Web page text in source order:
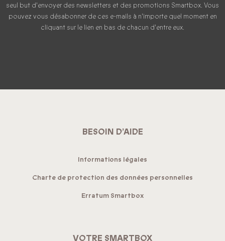
seul but d'envoyer des newsletters et des promotions Smartbox. Vous
pouvez vous désabonner de ces e-mails à n'importe quel moment en
cliquant sur le lien en bas de chacun d'entre eux.
BESOIN D’AIDE
Informations légales
Charte de protection des données personnelles
Erratum Smartbox
VOTRE SMARTBOX